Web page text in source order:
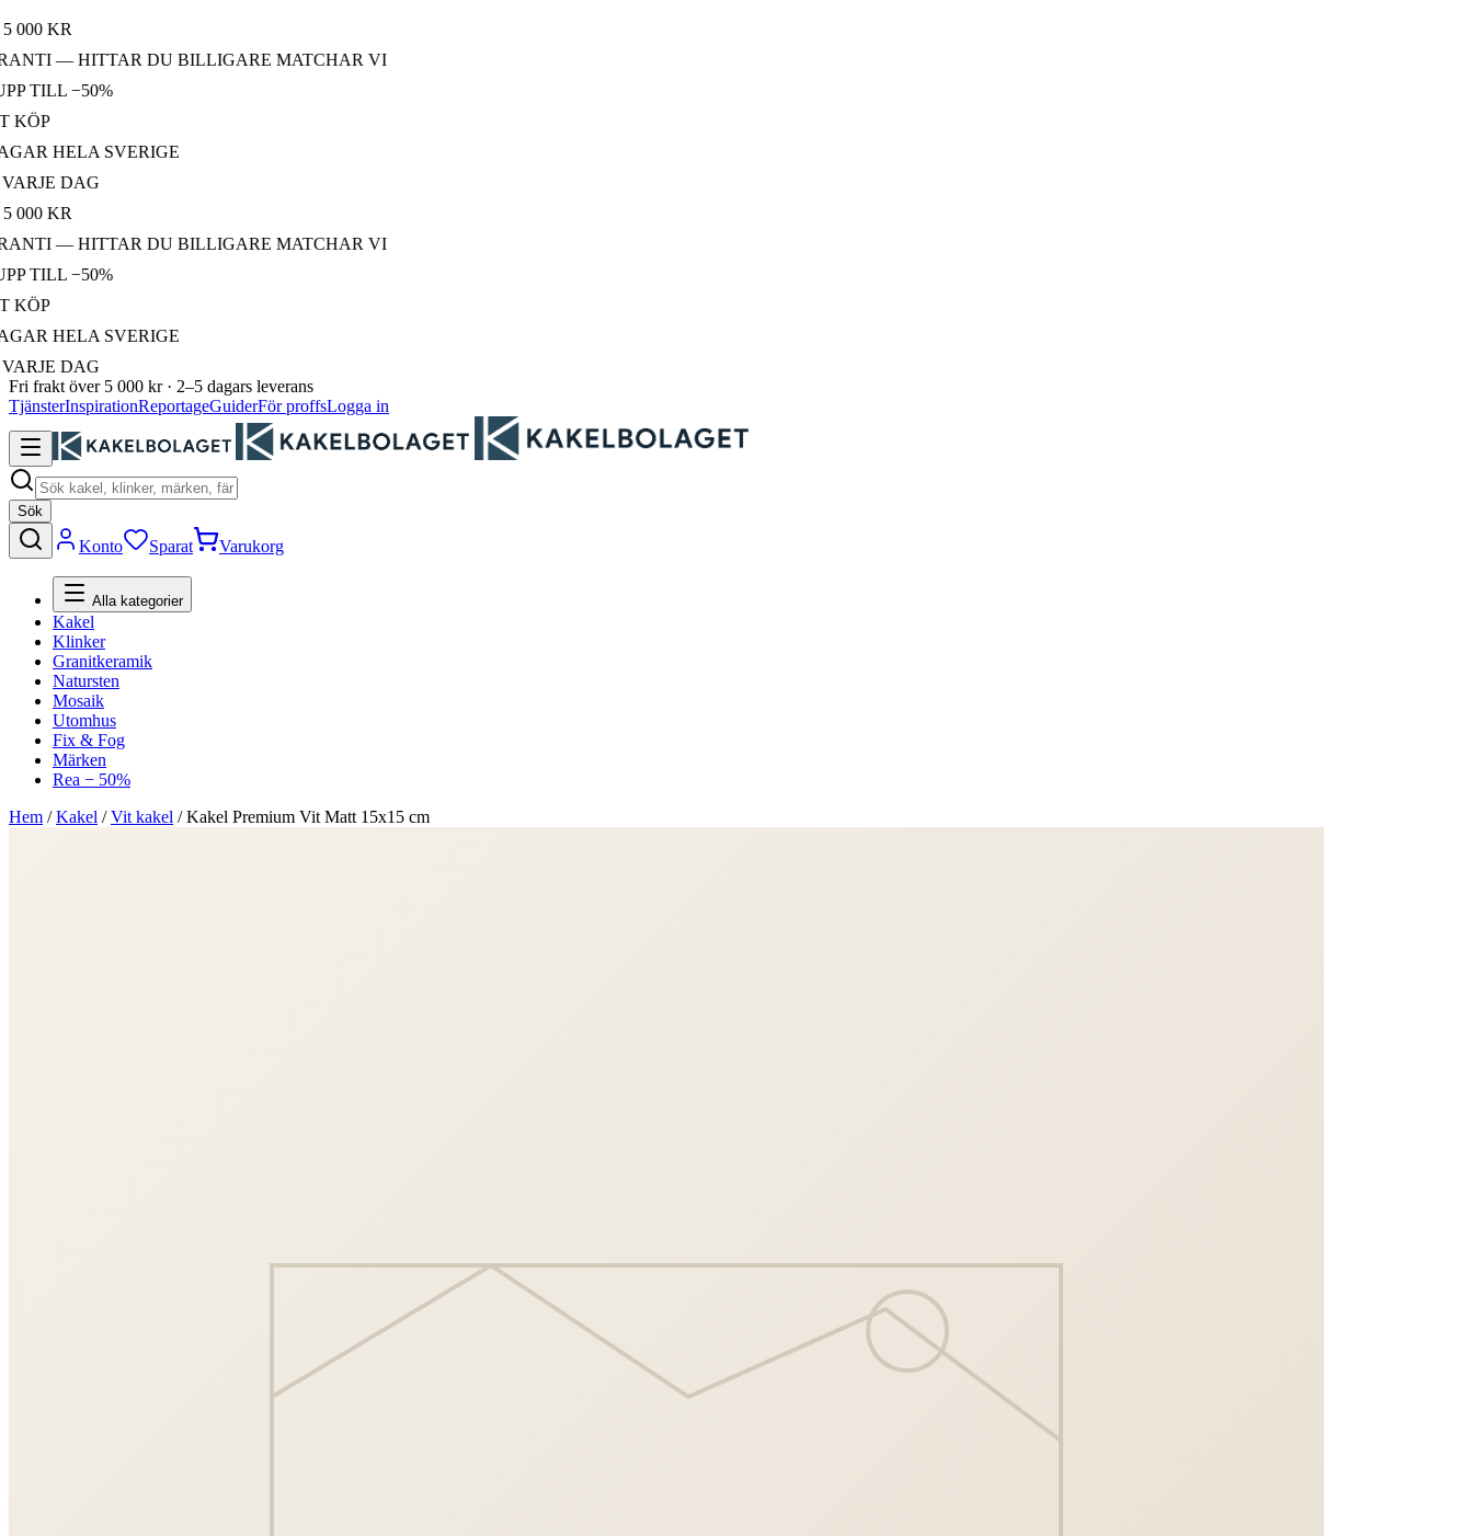
KR
— HITTAR DU BILLIGARE MATCHAR VI
−50%
HELA SVERIGE
DAG
KR
— HITTAR DU BILLIGARE MATCHAR VI
−50%
HELA SVERIGE
DAG
Fri frakt över 5 000 kr · 2–5 dagars leverans
TjänsterInspirationReportageGuiderFör proffsLogga in
Sök
Konto Sparat Varukorg
Alla kategorier
Kakel
Klinker
Granitkeramik
Natursten
Mosaik
Utomhus
Fix & Fog
Märken
Rea − 50%
Hem /Kakel /Vit kakel /Kakel Premium Vit Matt 15x15 cm